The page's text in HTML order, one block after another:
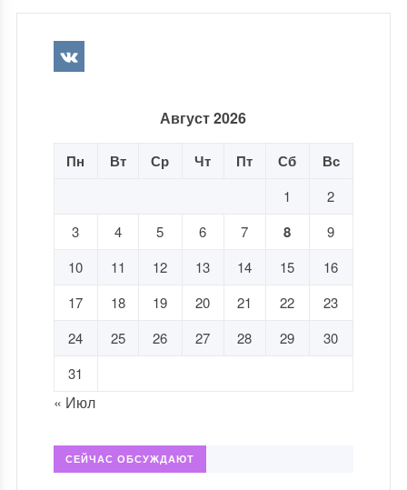
Август 2026
Пн Вт Ср Чт Пт Сб Вс
1
2
3
4 5 6 7 8
9
10
11 12 13 14 15
16
17
18 19 20 21 22
23
24
25 26 27 28 29
30
31
« Июл
СЕЙЧАС ОБСУЖДАЮТ